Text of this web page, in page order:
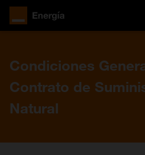
Condiciones
Contrato de
Natural